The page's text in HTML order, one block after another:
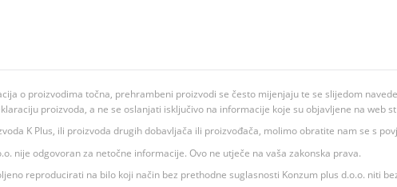
o proizvodima točna, prehrambeni proizvodi se često mijenjaju te se slijedom
proizvoda, a ne se oslanjati isključivo na informacije koje su objavljene na web
K Plus, ili proizvoda drugih dobavljača ili proizvođača, molimo obratite nam se s
nije odgovoran za netočne informacije. Ovo ne utječe na vaša zakonska prava.
reproducirati na bilo koji način bez prethodne suglasnosti Konzum plus d.o.o. niti